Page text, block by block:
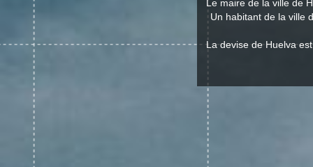
Le maire de la ville de
Un habitant de la ville
La devise de Huelva